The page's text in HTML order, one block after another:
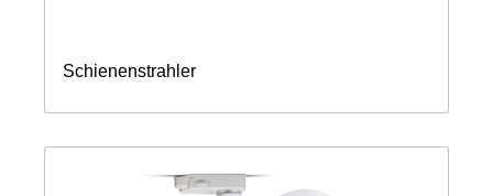
Schienenstrahler